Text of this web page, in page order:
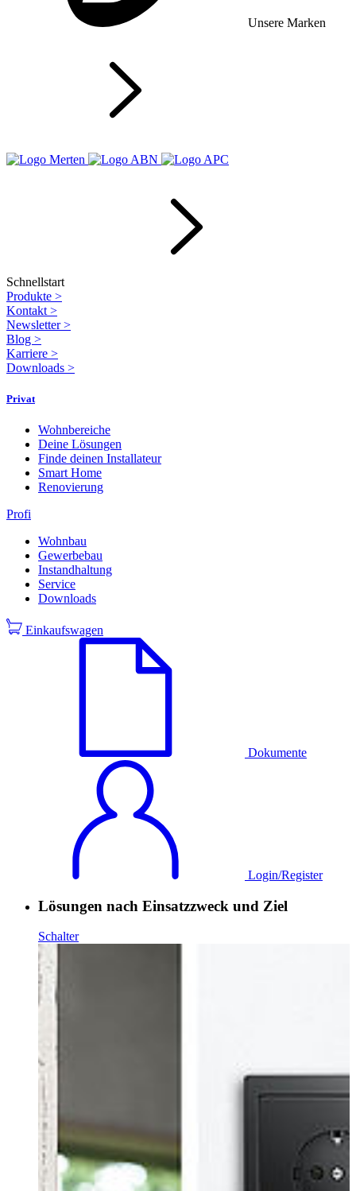
Unsere Marken
Schnellstart
Produkte >
Kontakt >
Newsletter>
Blog >
Karriere >
Downloads >
Privat
Wohnbereiche
Deine Lösungen
Finde deinen Installateur
Smart Home
Renovierung
Profi
Wohnbau
Gewerbebau
Instandhaltung
Service
Downloads
Einkaufswagen
Dokumente
Login/Register
Lösungen nach Einsatzzweck und Ziel
Schalter